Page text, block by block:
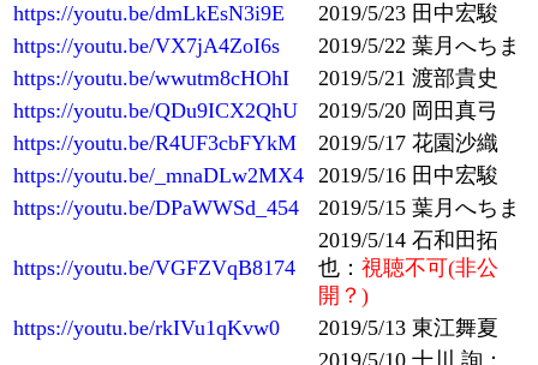
https://youtu.be/dmLkEsN3i9E
2019/5/23 田中宏駿
https://youtu.be/VX7jA4ZoI6s
2019/5/22 葉月へちま
https://youtu.be/wwutm8cHOhI
2019/5/21 渡部貴史
https://youtu.be/QDu9ICX2QhU
2019/5/20 岡田真弓
https://youtu.be/R4UF3cbFYkM
2019/5/17 花園沙織
https://youtu.be/_mnaDLw2MX4 2019/5/16 田中宏駿
https://youtu.be/DPaWWSd_454
2019/5/15 葉月へちま
https://youtu.be/VGFZVqB8174
2019/5/14 石和田拓
也： 視聴不可(非公
開？)
https://youtu.be/rkIVu1qKvw0
2019/5/13 東江舞夏
2019/5/10 十川 詢：